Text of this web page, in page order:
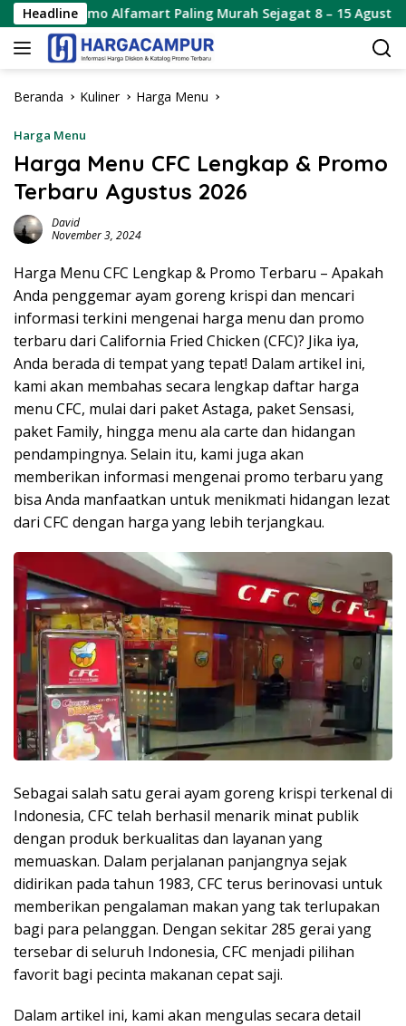
Langsung
ke
konten
Headline
Alfamart Paling Murah Sejagat 8 – 15 Agustus 2026
Beranda Kuliner Harga Menu
Harga Menu
Harga Menu CFC Lengkap & Promo
Terbaru Agustus 2026
David
November 3, 2024
Harga Menu CFC Lengkap & Promo Terbaru – Apakah
Anda penggemar ayam goreng krispi dan mencari
informasi terkini mengenai harga menu dan promo
terbaru dari California Fried Chicken (CFC)? Jika iya,
Anda berada di tempat yang tepat! Dalam artikel ini,
kami akan membahas secara lengkap daftar harga
menu CFC, mulai dari paket Astaga, paket Sensasi,
paket Family, hingga menu ala carte dan hidangan
pendampingnya. Selain itu, kami juga akan
memberikan informasi mengenai promo terbaru yang
bisa Anda manfaatkan untuk menikmati hidangan lezat
dari CFC dengan harga yang lebih terjangkau.
Sebagai salah satu gerai ayam goreng krispi terkenal di
Indonesia, CFC telah berhasil menarik minat publik
dengan produk berkualitas dan layanan yang
memuaskan. Dalam perjalanan panjangnya sejak
didirikan pada tahun 1983, CFC terus berinovasi untuk
memberikan pengalaman makan yang tak terlupakan
bagi para pelanggan. Dengan sekitar 285 gerai yang
tersebar di seluruh Indonesia, CFC menjadi pilihan
favorit bagi pecinta makanan cepat saji.
Dalam artikel ini, kami akan mengulas secara detail